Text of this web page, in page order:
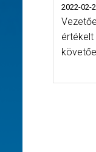
2022-02-
értékelt